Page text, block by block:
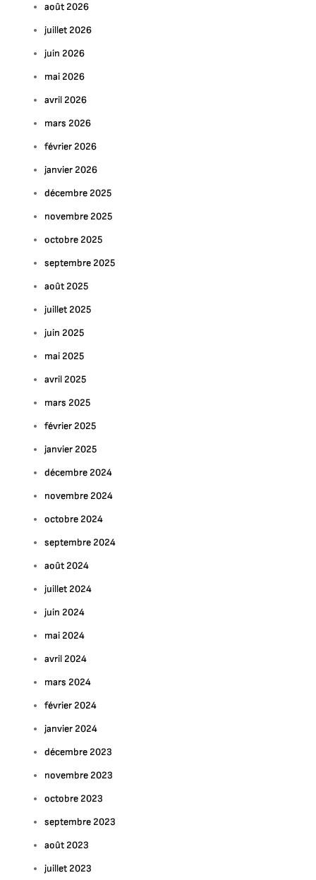
août 2026
juillet 2026
juin 2026
mai 2026
avril 2026
mars 2026
février 2026
janvier 2026
décembre 2025
novembre 2025
octobre 2025
septembre 2025
août 2025
juillet 2025
juin 2025
mai 2025
avril 2025
mars 2025
février 2025
janvier 2025
décembre 2024
novembre 2024
octobre 2024
septembre 2024
août 2024
juillet 2024
juin 2024
mai 2024
avril 2024
mars 2024
février 2024
janvier 2024
décembre 2023
novembre 2023
octobre 2023
septembre 2023
août 2023
juillet 2023